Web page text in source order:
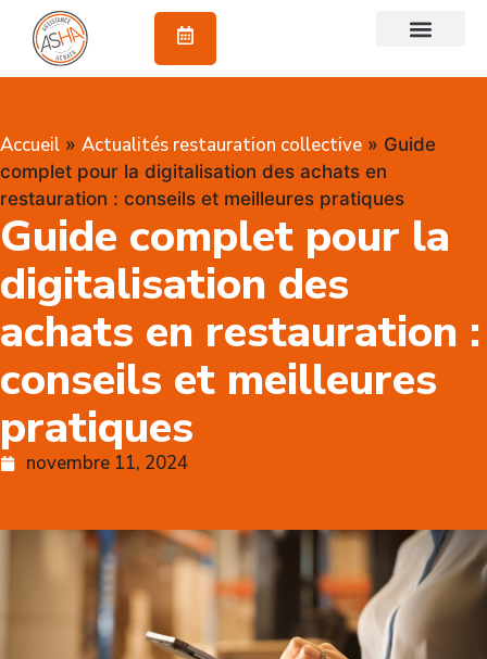
Accueil » Actualités restauration collective » Guide
complet pour la digitalisation des achats en
restauration : conseils et meilleures pratiques
Guide complet pour la
digitalisation des
achats en restauration :
conseils et meilleures
pratiques
novembre 11, 2024